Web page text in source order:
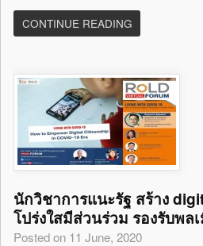
CONTINUE READING
นักวิชาการแนะรัฐ สร้าง
โปร่งใสมีส่วนร่วม รองรับพล
Posted on 11 June, 2020